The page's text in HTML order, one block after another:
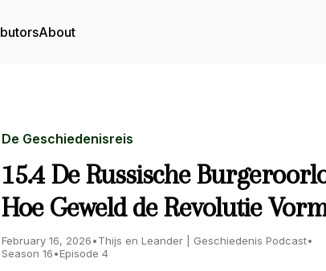
About
De Geschiedenisreis
15.4 De Russische
Hoe Geweld de Revolutie
February 16, 2026•Thijs en Leander | Geschiedenis Podcast•
Season 16•Episode 4